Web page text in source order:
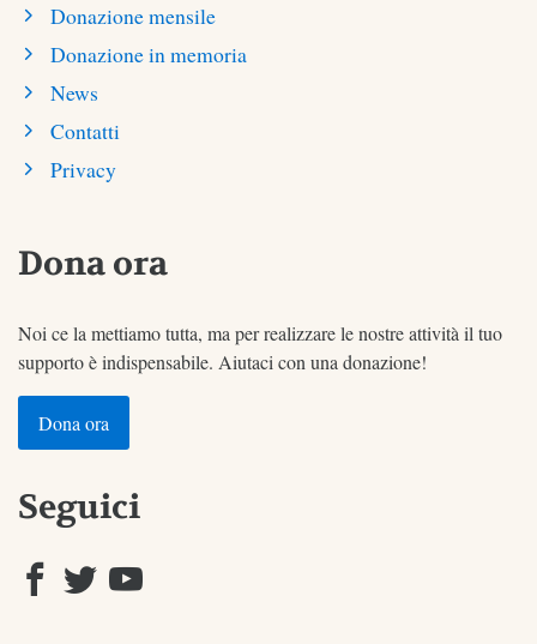
Donazione mensile
Donazione in memoria
News
Contatti
Privacy
Dona ora
Noi ce la mettiamo tutta, ma per realizzare le nostre attività il tuo
supporto è indispensabile. Aiutaci con una donazione!
Dona ora
Seguici